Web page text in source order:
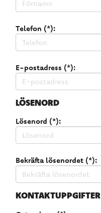
Telefon (*):
E-postadress (*):
LÖSENORD
Lösenord (*):
Bekräfta lösenordet (*):
KONTAKTUPPGIFTER